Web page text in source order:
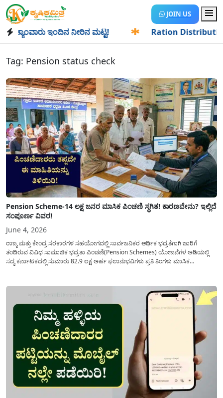
JOIN US
ಇಂದಿನ ನೀರಿನ ಮಟ್ಟ! Ration Distribution-
Tag: Pension status check
Pension Scheme-14 ಲಕ್ಷ ಜನರ ಮಾಸಿಕ ಪಿಂಚಣಿ ಸ್ಥಗಿತ! ಕಾರಣವೇನು? ಇಲ್ಲಿದೆ
ಸಂಪೂರ್ಣ ವಿವರ!
June 4, 2026
ರಾಜ್ಯ ಮತ್ತು ಕೇಂದ್ರ ಸರಕಾರಗಳ ಸಹಯೋಗದಲ್ಲಿ ಸಾರ್ವಜನಿಕರ ಆರ್ಥಿಕ ಭದ್ರತೆಗಾಗಿ ಜಾರಿಗೆ
ತಂದಿರುವ ವಿವಿಧ ಸಾಮಾಜಿಕ ಭದ್ರತಾ ಪಿಂಚಣಿ(Pension Schemes) ಯೋಜನೆಗಳ ಅಡಿಯಲ್ಲಿ
ಸದ್ಯ ಕರ್ನಾಟಕದಲ್ಲಿ ಸುಮಾರು 82.9 ಲಕ್ಷ ಅರ್ಹ ಫಲಾನುಭವಿಗಳು ಪ್ರತಿ ತಿಂಗಳು ಮಾಸಿಕ